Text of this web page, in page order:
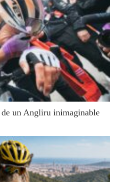
un Angliru inimaginable